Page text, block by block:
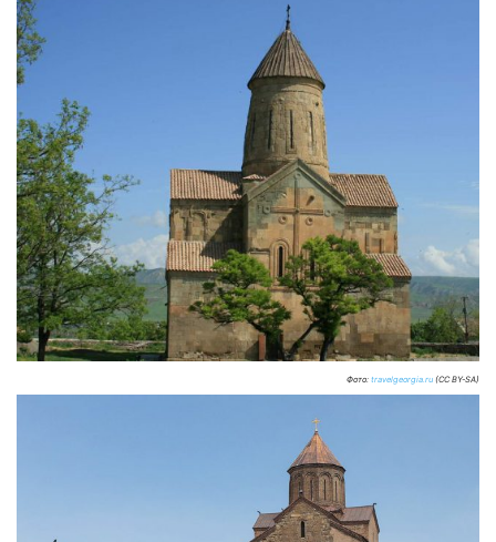
Фото: travelgeorgia.ru (CC BY-SA)